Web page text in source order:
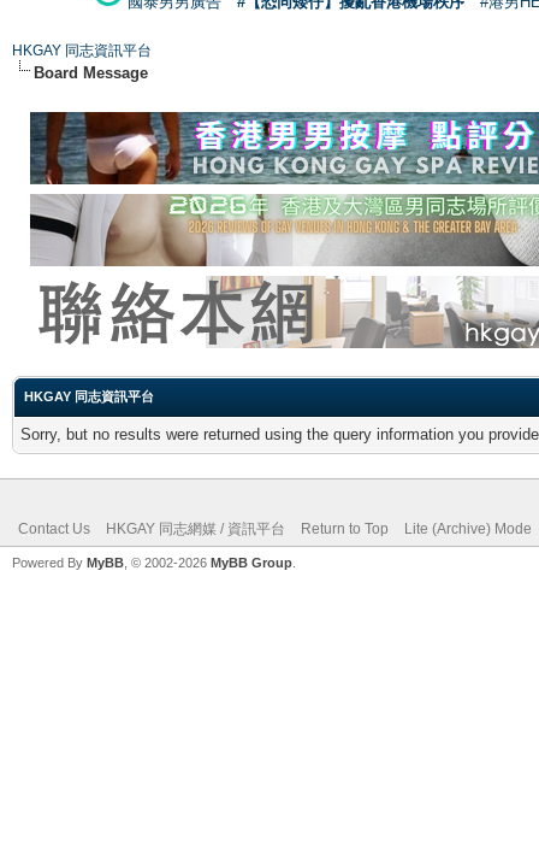
HKGAY 同志資訊平台
Board Message
HKGAY 同志資訊平台
Sorry, but no results were returned using the query information you
Contact Us HKGAY 同志網媒 / 資訊平台 Return to Top Lite (Archive) Mode
Powered By MyBB , © 2002-2026 MyBB Group